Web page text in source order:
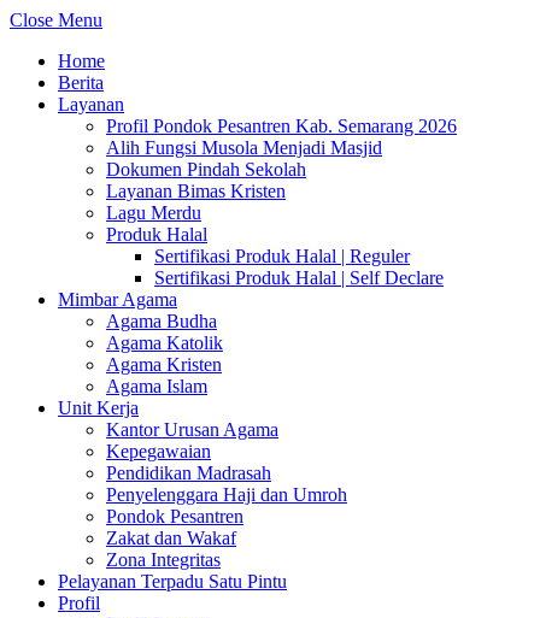
Close Menu
Home
Berita
Layanan
Profil Pondok Pesantren Kab. Semarang 2026
Alih Fungsi Musola Menjadi Masjid
Dokumen Pindah Sekolah
Layanan Bimas Kristen
Lagu Merdu
Produk Halal
Sertifikasi Produk Halal | Reguler
Sertifikasi Produk Halal | Self Declare
Mimbar Agama
Agama Budha
Agama Katolik
Agama Kristen
Agama Islam
Unit Kerja
Kantor Urusan Agama
Kepegawaian
Pendidikan Madrasah
Penyelenggara Haji dan Umroh
Pondok Pesantren
Zakat dan Wakaf
Zona Integritas
Pelayanan Terpadu Satu Pintu
Profil